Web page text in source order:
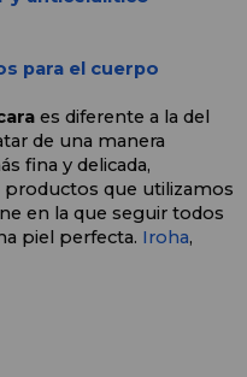
para el cuerpo
es diferente a la del
de una manera
fina y delicada,
que utilizamos
en la que seguir todos
piel perfecta. Iroha